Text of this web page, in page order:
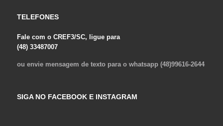
TELEFONES
Fale com o CREF3/SC, ligue para
(48) 33487007
ou envie mensagem de texto para o whatsapp (48)99616-2644
SIGA NO FACEBOOK E INSTAGRAM